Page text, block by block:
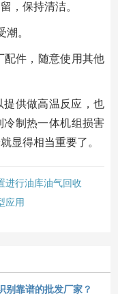
，保持清洁。
。
配件，随意使用其他
供做高温反应，也
冷制热一体机组损害
显得相当重要了。
进行油库油气回收
应用
别靠谱的批发厂家？